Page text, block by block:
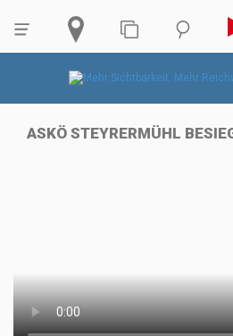
ASKÖ STEYRERMÜHL